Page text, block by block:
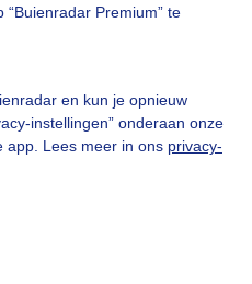
Premium” te
en kun je opnieuw
instellingen” onderaan onze
app. Lees meer in ons privacy-